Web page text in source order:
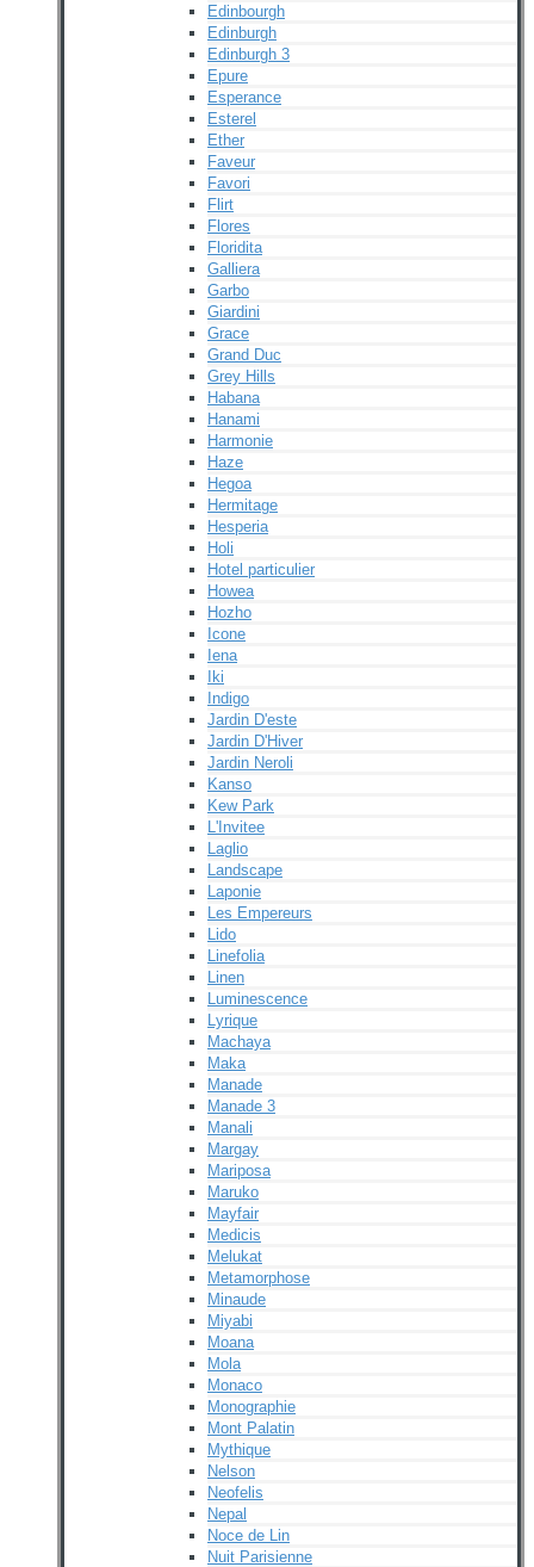
Edinbourgh
Edinburgh
Edinburgh 3
Epure
Esperance
Esterel
Ether
Faveur
Favori
Flirt
Flores
Floridita
Galliera
Garbo
Giardini
Grace
Grand Duc
Grey Hills
Habana
Hanami
Harmonie
Haze
Hegoa
Hermitage
Hesperia
Holi
Hotel particulier
Howea
Hozho
Icone
Iena
Iki
Indigo
Jardin D'este
Jardin D'Hiver
Jardin Neroli
Kanso
Kew Park
L'Invitee
Laglio
Landscape
Laponie
Les Empereurs
Lido
Linefolia
Linen
Luminescence
Lyrique
Machaya
Maka
Manade
Manade 3
Manali
Margay
Mariposa
Maruko
Mayfair
Medicis
Melukat
Metamorphose
Minaude
Miyabi
Moana
Mola
Monaco
Monographie
Mont Palatin
Mythique
Nelson
Neofelis
Nepal
Noce de Lin
Nuit Parisienne